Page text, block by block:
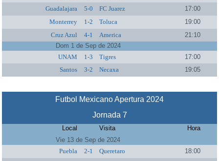
Guadalajara
5-0 FC Juarez
17:00
Monterrey
1-2 Toluca
19:00
Cruz Azul
4-1 America
21:10
Dom 1 de Sep de 2024
UNAM
1-3 Tigres
17:00
Santos
3-2 Necaxa 19:05
Futbol Mexicano Apertura 2024
Jornada 7
Local Visita
Hora
Vie 13 de Sep de 2024
Puebla
2-1 Queretaro
18:00